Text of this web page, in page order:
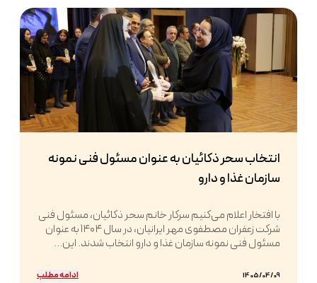
انتخاب سحر ذکائیان به عنوان مسئول فنی نمونه
سازمان غذا و دارو
با افتخار اعلام می‌کنیم سرکار خانم سحر ذکائیان، مسئول فنی
شرکت زعفران مصطفوی مهر ایرانیان، در سال ۱۴۰۴ به عنوان
مسئول فنی نمونه سازمان غذا و دارو انتخاب شدند. این...
1405/04/09 ادامه مطلب